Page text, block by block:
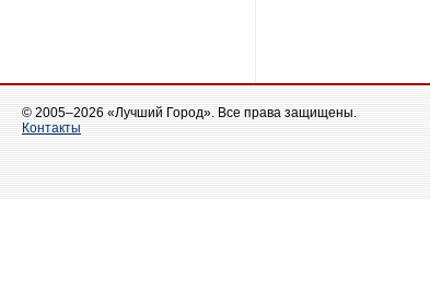
© 2005–2026 «Лучший Город». Все права защищены.
Контакты